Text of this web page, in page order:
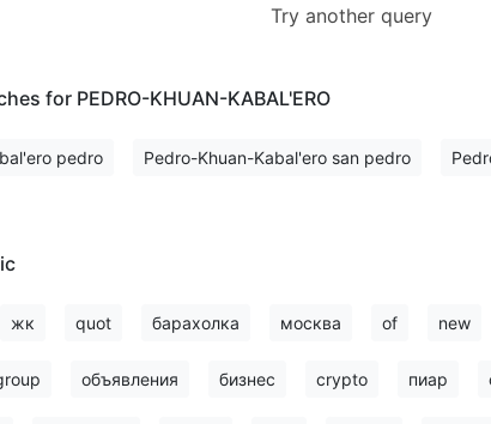
Try another query
for PEDRO-KHUAN-KABAL'ERO
pedro Pedro-Khuan-Kabal'ero san pedro
жк quot барахолка москва of new
объявления бизнес crypto пиар